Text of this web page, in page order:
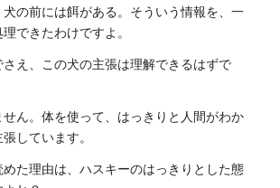
犬の前には餌がある。そういう情報を、一
できたわけですよ。
え、この犬の主張は理解できるはずで
ん。体を使って、はっきりと人間がわか
しています。
た理由は、ハスキーのはっきりとした態